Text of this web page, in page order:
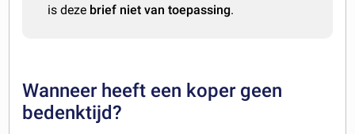
is deze brief niet van toepassing.
Wanneer heeft een koper geen
bedenktijd?